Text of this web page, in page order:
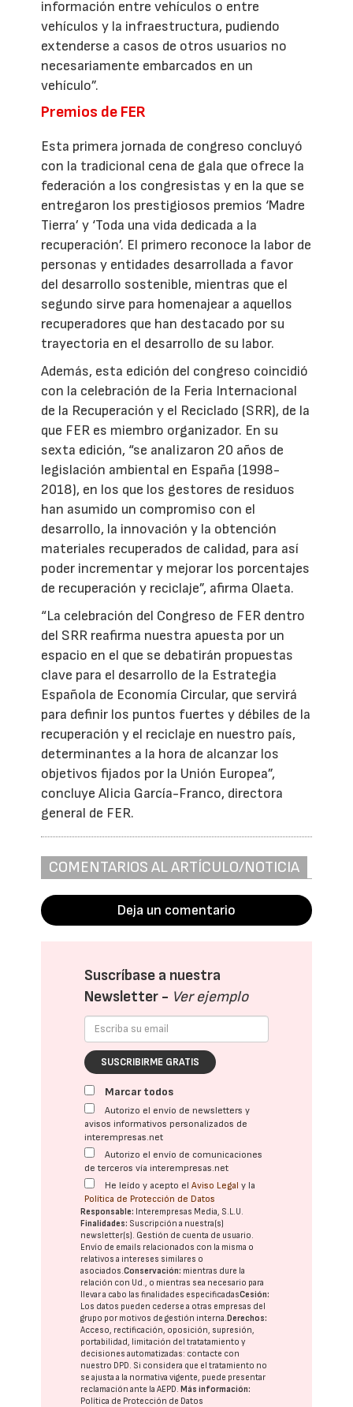
información entre vehículos o entre
vehículos y la infraestructura, pudiendo
extenderse a casos de otros usuarios no
necesariamente embarcados en un
vehículo”.
Premios de FER
Esta primera jornada de congreso concluyó
con la tradicional cena de gala que ofrece la
federación a los congresistas y en la que se
entregaron los prestigiosos premios ‘Madre
Tierra’ y ‘Toda una vida dedicada a la
recuperación’. El primero reconoce la labor de
personas y entidades desarrollada a favor
del desarrollo sostenible, mientras que el
segundo sirve para homenajear a aquellos
recuperadores que han destacado por su
trayectoria en el desarrollo de su labor.
Además, esta edición del congreso coincidió
con la celebración de la Feria Internacional
de la Recuperación y el Reciclado (SRR), de la
que FER es miembro organizador. En su
sexta edición, “se analizaron 20 años de
legislación ambiental en España (1998-
2018), en los que los gestores de residuos
han asumido un compromiso con el
desarrollo, la innovación y la obtención
materiales recuperados de calidad, para así
poder incrementar y mejorar los porcentajes
de recuperación y reciclaje”, afirma Olaeta.
“La celebración del Congreso de FER dentro
del SRR reafirma nuestra apuesta por un
espacio en el que se debatirán propuestas
clave para el desarrollo de la Estrategia
Española de Economía Circular, que servirá
para definir los puntos fuertes y débiles de la
recuperación y el reciclaje en nuestro país,
determinantes a la hora de alcanzar los
objetivos fijados por la Unión Europea”,
concluye Alicia García-Franco, directora
general de FER.
COMENTARIOS AL ARTÍCULO/NOTICIA
Deja un comentario
Suscríbase a nuestra
Newsletter - Ver ejemplo
SUSCRIBIRME GRATIS
Marcar todos
Autorizo el envío de newsletters y
avisos informativos personalizados de
interempresas.net
Autorizo el envío de comunicaciones
de terceros vía interempresas.net
He leído y acepto elAviso Legal y la
Política de Protección de Datos
Responsable: Interempresas Media, S.L.U.
Finalidades: Suscripción a nuestra(s)
newsletter(s). Gestión de cuenta de usuario.
Envío de emails relacionados con la misma o
relativos a intereses similares o
asociados.Conservación: mientras dure la
relación con Ud., o mientras sea necesario para
llevar a cabo las finalidades especificadasCesión:
Los datos pueden cederse a otras empresas del
grupo por motivos de gestión interna.Derechos:
Acceso, rectificación, oposición, supresión,
portabilidad, limitación del tratatamiento y
decisiones automatizadas: contacte con
nuestro DPD. Si considera que el tratamiento no
se ajusta a la normativa vigente, puede presentar
reclamación ante laAEPD.Más información:
Política de Protección de Datos